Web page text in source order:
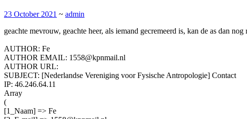
23 October 2021 ~ admin
geachte mevrouw, geachte heer, als iemand gecremeerd is, kan de as dan
AUTHOR: Fe
AUTHOR EMAIL: 1558@kpnmail.nl
AUTHOR URL:
SUBJECT: [Nederlandse Vereniging voor Fysische Antropologie] Contact
IP: 46.246.64.11
Array
(
[1_Naam] => Fe